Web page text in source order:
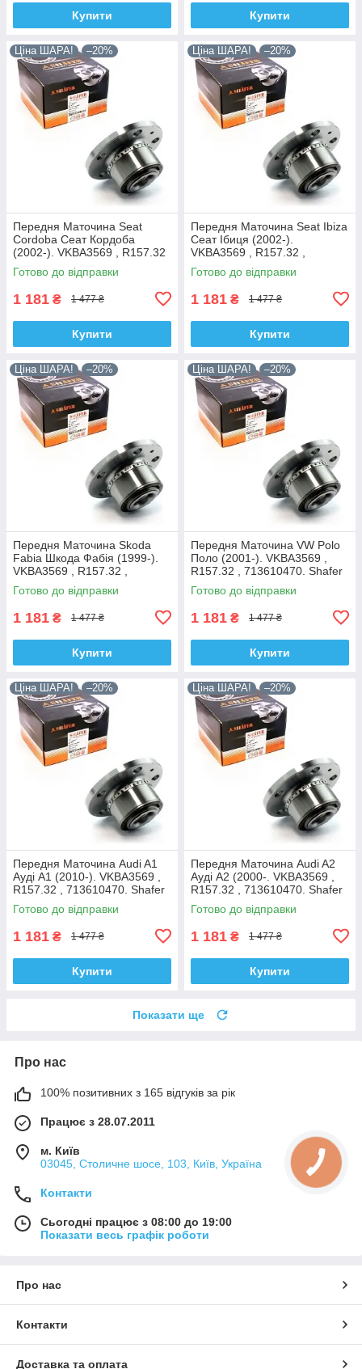
Купити Купити
Ціна ШАРА! –20%
Передня Маточина Seat
Cordoba Сеат Кордоба
(2002-). VKBA3569 , R157.32
, 713610470. Shafer Австрія
Готово до відправки
1 181 ₴ 1 477 ₴
Купити
Ціна ШАРА! –20%
Передня Маточина Seat Ibiza
Сеат Ібиця (2002-).
VKBA3569 , R157.32 ,
713610470. Shafer Австрія
Готово до відправки
1 181 ₴ 1 477 ₴
Купити
Ціна ШАРА! –20%
Передня Маточина Skoda
Fabia Шкода Фабія (1999-).
VKBA3569 , R157.32 ,
713610470. Shafer Австрія
Готово до відправки
1 181 ₴ 1 477 ₴
Купити
Ціна ШАРА! –20%
Передня Маточина VW Polo
Поло (2001-). VKBA3569 ,
R157.32 , 713610470. Shafer
Австрія
Готово до відправки
1 181 ₴ 1 477 ₴
Купити
Ціна ШАРА! –20%
Передня Маточина Audi A1
Ауді А1 (2010-). VKBA3569 ,
R157.32 , 713610470. Shafer
Австрія
Готово до відправки
1 181 ₴ 1 477 ₴
Купити
Ціна ШАРА! –20%
Передня Маточина Audi A2
Ауді А2 (2000-. VKBA3569 ,
R157.32 , 713610470. Shafer
Австрія
Готово до відправки
1 181 ₴ 1 477 ₴
Купити
Показати ще
Про нас
100% позитивних з 165 відгуків за рік
Працює з 28.07.2011
м. Київ
03045, Столичне шосе, 103, Київ, Україна
Контакти
Сьогодні працює з 08:00 до 19:00
Показати весь графік роботи
Про нас
Контакти
Доставка та оплата